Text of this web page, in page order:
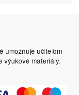
umožňuje učiteľom
výukové materiály.